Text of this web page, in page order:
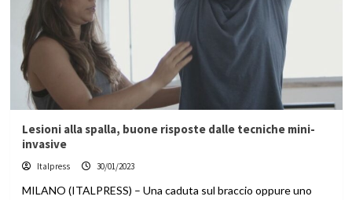
Lesioni alla spalla, buone risposte dalle tecniche mini-
invasive
Italpress 30/01/2023
MILANO (ITALPRESS) – Una caduta sul braccio oppure uno